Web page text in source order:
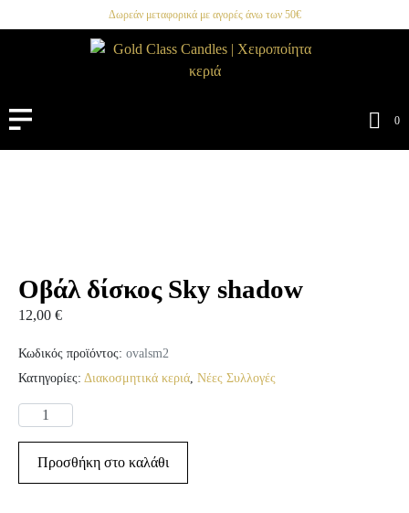
Δωρεάν μεταφορικά με αγορές άνω των 50€
0
Οβάλ δίσκος Sky shadow
12,00 €
Κωδικός προϊόντος: ovalsm2
Κατηγορίες: Διακοσμητικά κεριά, Νέες Συλλογές
Προσθήκη στο καλάθι